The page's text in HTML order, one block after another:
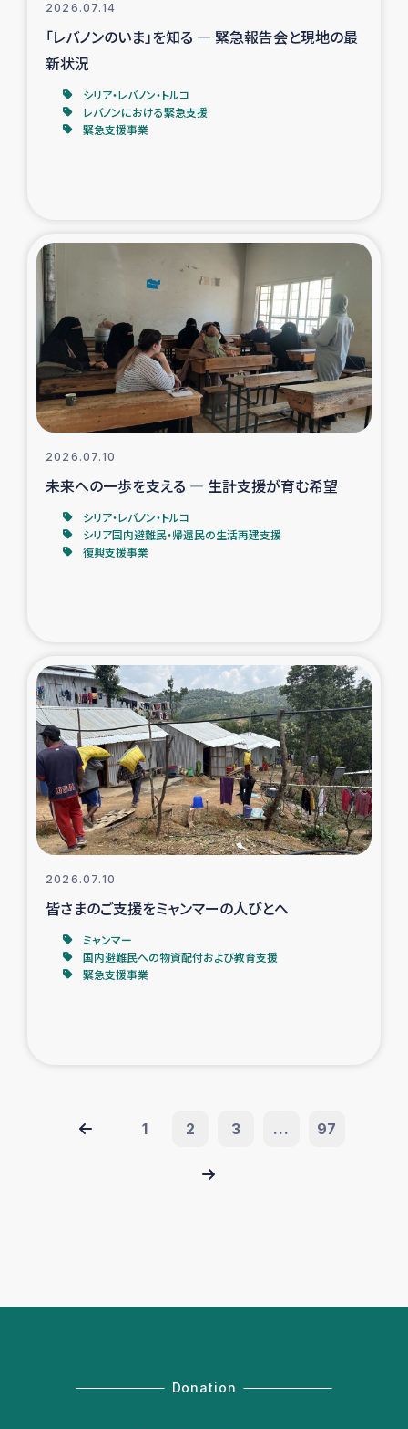
2026.07.14
「レバノンのいま」を知る ― 緊急報告会と現地の最
新状況
シリア・レバノン・トルコ
レバノンにおける緊急支援
緊急支援事業
2026.07.10
未来への一歩を支える ― 生計支援が育む希望
シリア・レバノン・トルコ
シリア国内避難民・帰還民の生活再建支援
復興支援事業
2026.07.10
皆さまのご支援をミャンマーの人びとへ
ミャンマー
国内避難民への物資配付および教育支援
緊急支援事業
1 2 3 ... 97
Donation